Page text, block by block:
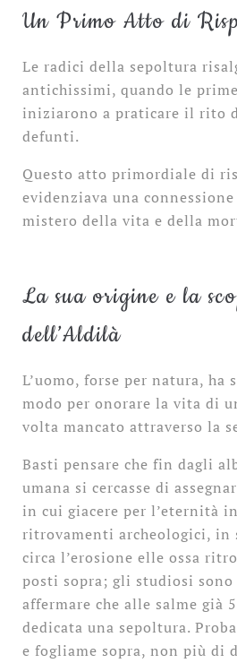
Un Primo Atto di
Le radici della sepoltura
antichissimi, quando le
iniziarono a praticare il rito
defunti.
Questo atto primordiale di
evidenziava una
mistero della vita e della
La sua origine e la
dell’Aldilà
L’uomo, forse per natura, ha
modo per onorare la vita di
volta mancato attraverso la
Basti pensare che fin dagli
umana si cercasse di
in cui giacere per l’eternità
ritrovamenti archeologici, in
circa l’erosione elle ossa
posti sopra; gli studiosi
affermare che alle salme già
dedicata una sepoltura.
e fogliame sopra, non più di